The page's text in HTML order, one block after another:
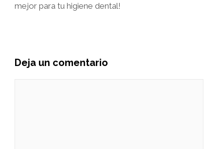
mejor para tu higiene dental!
Deja un comentario